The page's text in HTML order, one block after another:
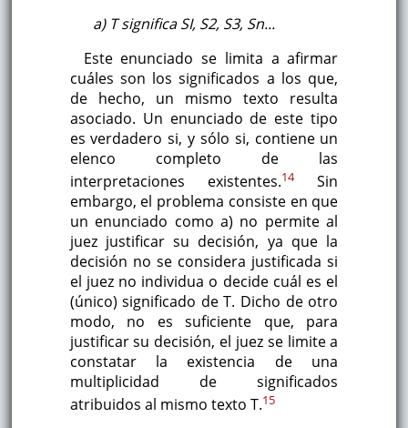
a) T significa SI, S2, S3, Sn...
Este enunciado se limita a afirmar
cuáles son los significados a los que,
de hecho, un mismo texto resulta
asociado. Un enunciado de este tipo
es verdadero si, y sólo si, contiene un
elenco completo de las
interpretaciones existentes.14Sin
embargo, el problema consiste en que
un enunciado como a) no permite al
juez justificar su decisión, ya que la
decisión no se considera justificada si
el juez no individua o decide cuál es el
(único) significado de T. Dicho de otro
modo, no es suficiente que, para
justificar su decisión, el juez se limite a
constatar la existencia de una
multiplicidad de significados
atribuidos al mismo texto T.15